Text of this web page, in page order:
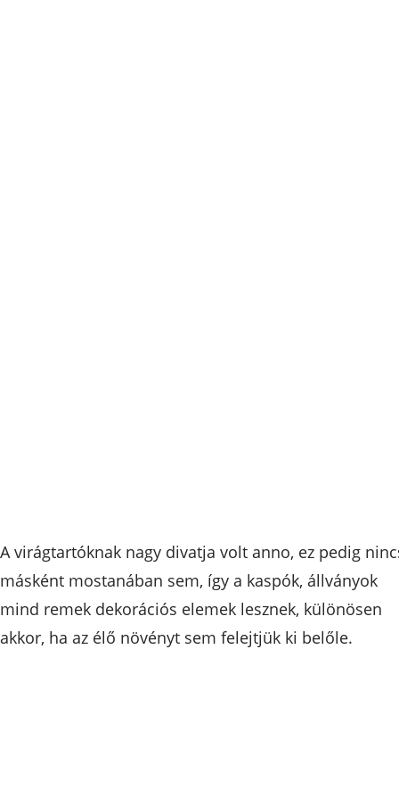
A virágtartóknak nagy divatja volt anno, ez pedig
másként mostanában sem, így a kaspók, állványok
mind remek dekorációs elemek lesznek, különösen
akkor, ha az élő növényt sem felejtjük ki belőle.